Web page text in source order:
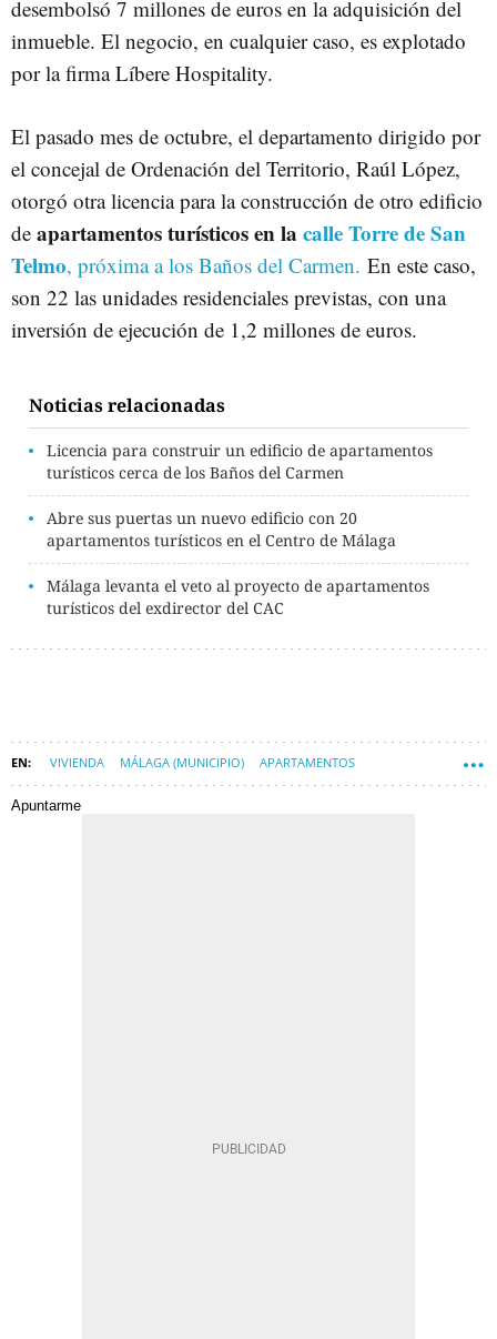
desembolsó 7 millones de euros en la adquisición del
inmueble. El negocio, en cualquier caso, es explotado
por la firma Líbere Hospitality.
El pasado mes de octubre, el departamento dirigido por
el concejal de Ordenación del Territorio, Raúl López,
otorgó otra licencia para la construcción de otro edificio
de apartamentos turísticos en la calle Torre de San
Telmo, próxima a los Baños del Carmen. En este caso,
son 22 las unidades residenciales previstas, con una
inversión de ejecución de 1,2 millones de euros.
Noticias relacionadas
Licencia para construir un edificio de apartamentos
turísticos cerca de los Baños del Carmen
Abre sus puertas un nuevo edificio con 20
apartamentos turísticos en el Centro de Málaga
Málaga levanta el veto al proyecto de apartamentos
turísticos del exdirector del CAC
VIVIENDA MÁLAGA (MUNICIPIO) APARTAMENTOS
AYUNTAMIENTO DE MÁLAGA
Apuntarme